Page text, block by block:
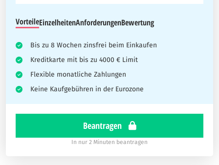
VorteileEinzelheitenAnforderungenBewertung
Bis zu 8 Wochen zinsfrei beim Einkaufen
Kreditkarte mit bis zu 4000 € Limit
Flexible monatliche Zahlungen
Keine Kaufgebühren in der Eurozone
Beantragen
In nur 2 Minuten beantragen